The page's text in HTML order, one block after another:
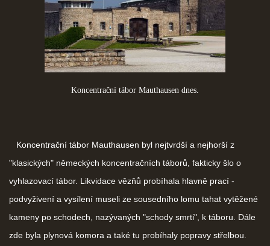
Koncentrační tábor Mauthausen dnes.
Koncentrační tábor Mauthausen byl nejtvrdší a nejhorší z
"klasických" německých koncentračních táborů, fakticky šlo o
vyhlazovací tábor. Likvidace vězňů probíhala hlavně prací -
podvyživení a vysílení museli ze sousedního lomu tahat vytěžené
kameny po schodech, nazývaných "schody smrti", k táboru. Dále
zde byla plynová komora a také tu probíhaly popravy střelbou.